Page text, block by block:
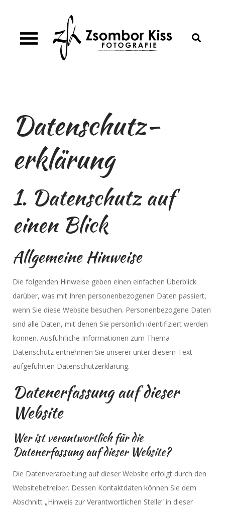
content
Datenschutz­
erklärung
1. Datenschutz auf
einen Blick
Allgemeine Hinweise
Die folgenden Hinweise geben einen einfachen Überblick
darüber, was mit Ihren personenbezogenen Daten passiert,
wenn Sie diese Website besuchen. Personenbezogene Daten
sind alle Daten, mit denen Sie persönlich identifiziert werden
können. Ausführliche Informationen zum Thema
Datenschutz entnehmen Sie unserer unter diesem Text
aufgeführten Datenschutzerklärung.
Datenerfassung auf dieser
Website
Wer ist verantwortlich für die
Datenerfassung auf dieser Website?
Die Datenverarbeitung auf dieser Website erfolgt durch den
Websitebetreiber. Dessen Kontaktdaten können Sie dem
Abschnitt „Hinweis zur Verantwortlichen Stelle“ in dieser